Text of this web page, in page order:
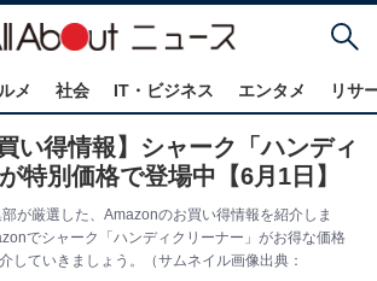
メ 社会 IT・ビジネス エンタメ リサ
い得情報】シャーク「ハンディ
特別価格で登場中【6月1日】
が厳選した、Amazonのお買い得情報を紹介しま
でシャーク「ハンディクリーナー」がお得な価格
していきましょう。（サムネイル画像出典：